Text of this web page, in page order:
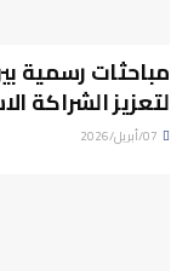
مباحثات رسمية
لتعزيز الشراكة